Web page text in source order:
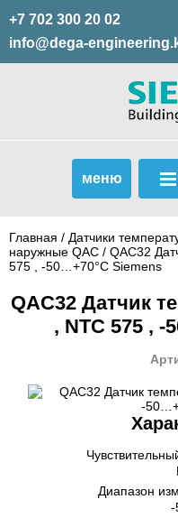
+7 702 300 20 02
info@dega-
меню
Главная / Датчики
наружные QAC / QAC32
575 , -50…+70°С Siemens
QAC32 Датчик
, NTC 575 ,
Диапазон
-